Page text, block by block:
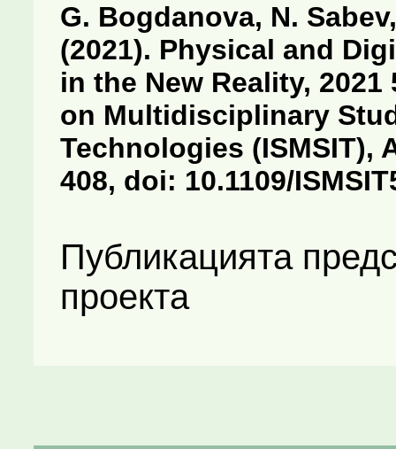
G. Bogdanova, N.
(2021). Physical and
in the New Reality,
on Multidisciplinary
Technologies (ISMSIT),
408, doi: 10.1109/
Публикацията
проекта